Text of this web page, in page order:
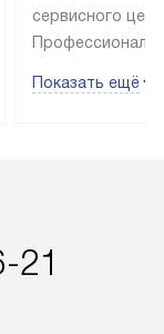
сервисного
эксплуатации
Стоимость
Показать ещё
21